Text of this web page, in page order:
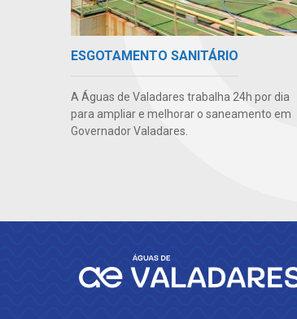
ESGOTAMENTO SANITÁRIO
A Águas de Valadares trabalha 24h por dia
para ampliar e melhorar o saneamento em
Governador Valadares.